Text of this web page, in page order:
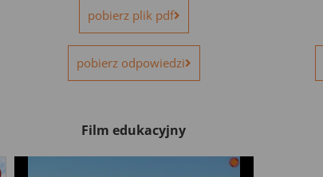
pobierz plik pdf
pobierz odpowiedzi
Film edukacyjny